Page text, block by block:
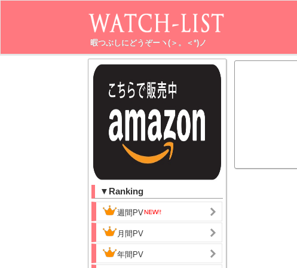
暇つぶしにどうぞーヽ(＞。＜*)ノ
▼Ranking
週間PV
月間PV
年間PV